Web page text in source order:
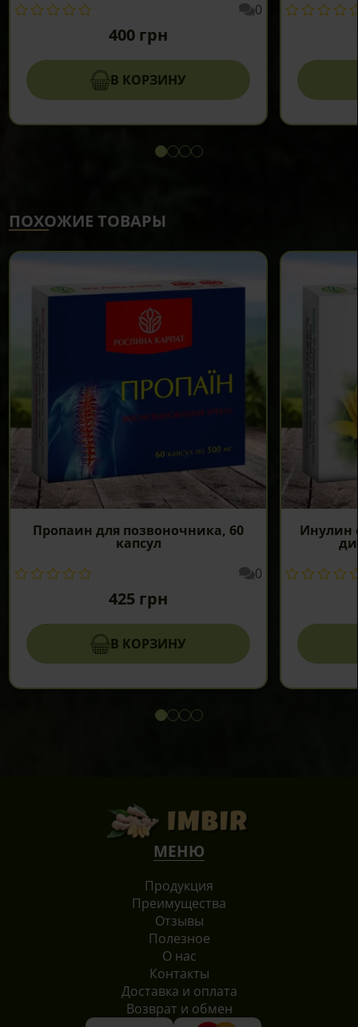
0
400 грн
В КОРЗИНУ
ПОХОЖИЕ ТОВАРЫ
Пропаин для позвоночника, 60
капсул
0
425 грн
В КОРЗИНУ
Инулин
МЕНЮ
Продукция
Преимущества
Отзывы
Полезное
О нас
Контакты
Доставка и оплата
Возврат и обмен